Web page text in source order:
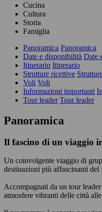
Cucina
Cultura
Storia
Famiglia
Panoramica Panoramica
Date e disponibilità Date
Itinerario Itinerario
Strutture ricettive
Voli Voli
Informazioni importanti
Tour leader Tour leader
Panoramica
Il fascino di un viaggio
Un coinvolgente viaggio di
destinazioni più affascinanti del
Accompagnati da un tour
atmosfere vibranti delle città